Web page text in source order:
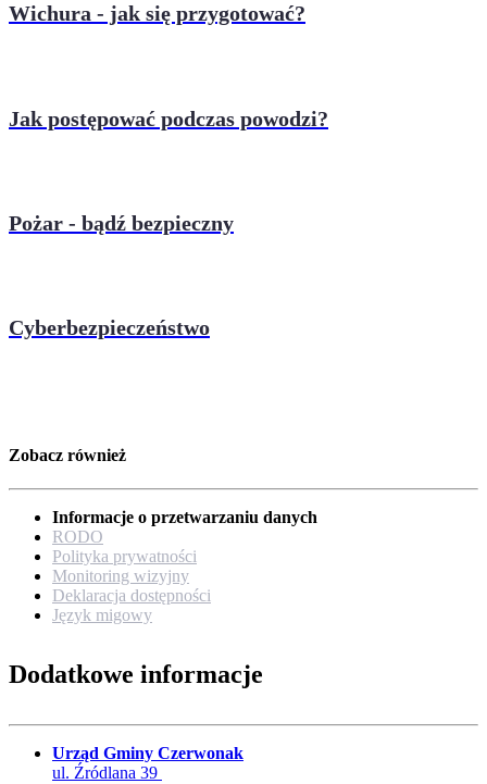
Wichura - jak się przygotować?
Jak postępować podczas powodzi?
Pożar - bądź bezpieczny
Cyberbezpieczeństwo
Zobacz również
Informacje o przetwarzaniu danych
RODO
Polityka prywatności
Monitoring wizyjny
Deklaracja dostępności
Język migowy
Dodatkowe informacje
Urząd Gminy Czerwonak
ul. Źródlana 39